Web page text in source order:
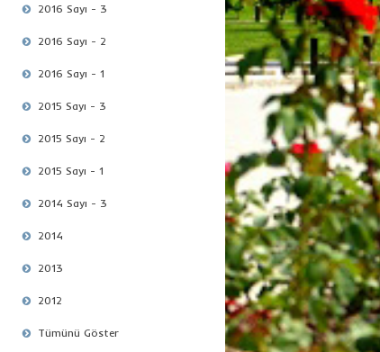
2016 Sayı - 3
2016 Sayı - 2
2016 Sayı - 1
2015 Sayı - 3
2015 Sayı - 2
2015 Sayı - 1
2014 Sayı - 3
2014
2013
2012
Tümünü Göster